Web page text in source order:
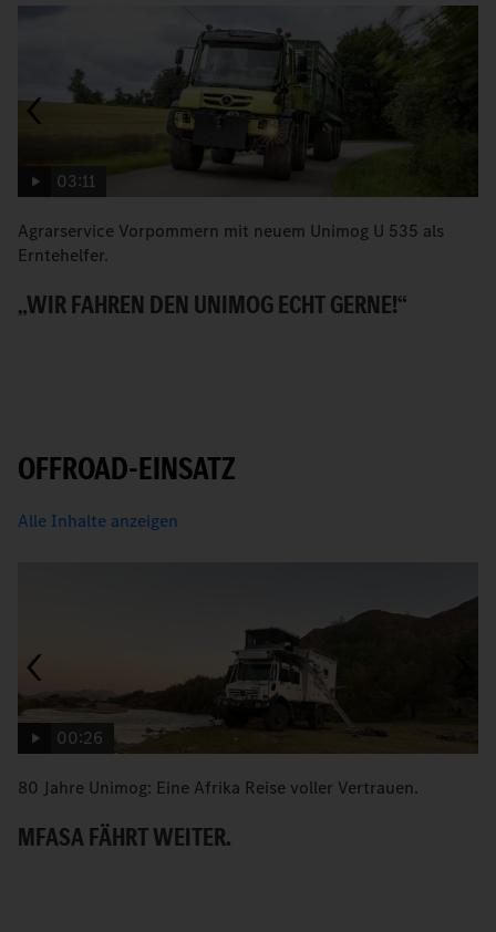
03:11
Agrarservice Vorpommern mit neuem Unimog U 535 als
Erntehelfer.
„WIR FAHREN DEN UNIMOG ECHT GERNE!“
OFFROAD-EINSATZ
Alle Inhalte anzeigen
00:26
80 Jahre Unimog: Eine Afrika Reise voller Vertrauen.
MFASA FÄHRT WEITER.